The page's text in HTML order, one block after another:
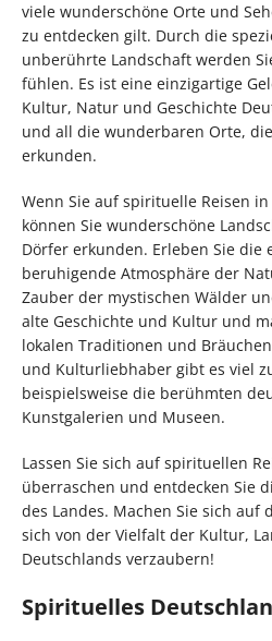
viele wunderschöne Orte und
zu entdecken gilt. Durch die
unberührte Landschaft werden
fühlen. Es ist eine einzigartige
Kultur, Natur und Geschichte
und all die wunderbaren Orte,
erkunden.
Wenn Sie auf spirituelle Reisen
können Sie wunderschöne
Dörfer erkunden. Erleben Sie die
beruhigende Atmosphäre der
Zauber der mystischen Wälder
alte Geschichte und Kultur und
lokalen Traditionen und
und Kulturliebhaber gibt es viel
beispielsweise die berühmten
Kunstgalerien und Museen.
Lassen Sie sich auf spirituellen
überraschen und entdecken Sie
des Landes. Machen Sie sich auf
sich von der Vielfalt der Kultur,
Deutschlands verzaubern!
Spirituelles